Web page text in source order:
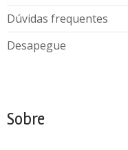
Dúvidas frequentes
Desapegue
Sobre